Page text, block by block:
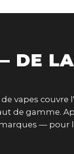
DE
vapes couvre
de gamme.
— pour